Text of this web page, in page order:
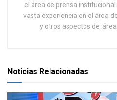
el área de prensa
vasta experiencia en el área
y otros aspectos del
Noticias Relacionadas